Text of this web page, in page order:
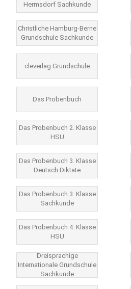
Hermsdorf Sachkunde
Christliche Hamburg-Berne
Grundschule Sachkunde
cleverlag Grundschule
Das Probenbuch
Das Probenbuch 2. Klasse
HSU
Das Probenbuch 3. Klasse
Deutsch Diktate
Das Probenbuch 3. Klasse
Sachkunde
Das Probenbuch 4. Klasse
HSU
Dreisprachige
Internationale Grundschule
Sachkunde